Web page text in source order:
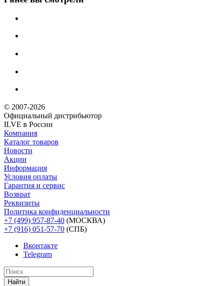
© 2007-2026
Официальный дистрибьютoр
ILVE в России
Компания
Каталог товаров
Новости
Акции
Информация
Условия оплаты
Гарантия и сервис
Возврат
Реквизиты
Политика конфиденциальности
+7 (499) 957-87-40 (МОСКВА)
+7 (916) 051-57-70 (СПБ)
Вконтакте
Telegram
Найти